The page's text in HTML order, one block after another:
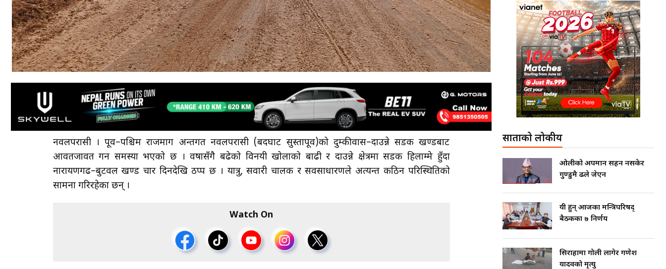
नवलपरासी । पूर्व–पश्चिम राजमार्ग अन्तर्गत नवलपरासी (बर्दघाट सुस्तापूर्व)को दुम्कीवास–दाउन्ने सडक खण्डबाट
आवतजावत गर्न समस्या भएको छ । वर्षासँगै बढेको विनयी खोलाको बाढी र दाउन्ने क्षेत्रमा सडक हिलाम्मे हुँदा
नारायणगढ–बुटवल खण्ड चार दिनदेखि ठप्प छ । यात्रु, सवारी चालक र सर्वसाधारणले अत्यन्त कठिन परिस्थितिको
सामना गरिरहेका छन् ।
Watch On
साताको लोकप्रीय
ओलीको अपमान सहन नसकेर
गुण्डुमै ढले जेएन
यी हुन् आजका मन्त्रिपरिषद्
बैठकका ७ निर्णय
सिराहामा गोली लागेर गणेश
यादवको मृत्यु